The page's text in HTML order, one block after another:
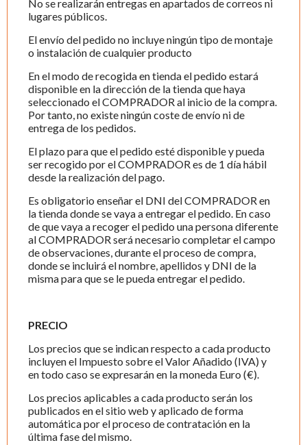
No se realizarán entregas en apartados de correos ni
lugares públicos.
El envío del pedido no incluye ningún tipo de montaje
o instalación de cualquier producto
En el modo de recogida en tienda el pedido estará
disponible en la dirección de la tienda que haya
seleccionado el COMPRADOR al inicio de la compra.
Por tanto, no existe ningún coste de envío ni de
entrega de los pedidos.
El plazo para que el pedido esté disponible y pueda
ser recogido por el COMPRADOR es de 1 día hábil
desde la realización del pago.
Es obligatorio enseñar el DNI del COMPRADOR en
la tienda donde se vaya a entregar el pedido. En caso
de que vaya a recoger el pedido una persona diferente
al COMPRADOR será necesario completar el campo
de observaciones, durante el proceso de compra,
donde se incluirá el nombre, apellidos y DNI de la
misma para que se le pueda entregar el pedido.
PRECIO
Los precios que se indican respecto a cada producto
incluyen el Impuesto sobre el Valor Añadido (IVA) y
en todo caso se expresarán en la moneda Euro (€).
Los precios aplicables a cada producto serán los
publicados en el sitio web y aplicado de forma
automática por el proceso de contratación en la
última fase del mismo.